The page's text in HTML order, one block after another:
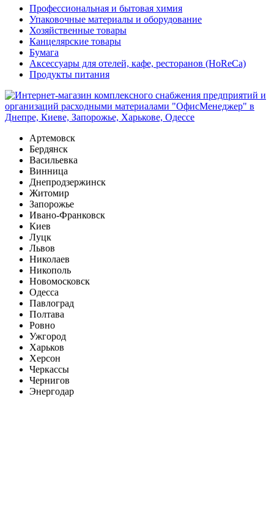
Профессиональная и бытовая химия
Упаковочные материалы и оборудование
Хозяйственные товары
Канцелярские товары
Бумага
Аксессуары для отелей, кафе, ресторанов (HoReCa)
Продукты питания
Артемовск
Бердянск
Васильевка
Винница
Днепродзержинск
Житомир
Запорожье
Ивано-Франковск
Киев
Луцк
Львов
Николаев
Никополь
Новомосковск
Одесса
Павлоград
Полтава
Ровно
Ужгород
Харьков
Херсон
Черкассы
Чернигов
Энергодар